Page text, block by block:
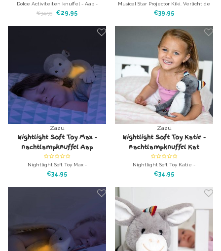
Dolce Activiteiten knuffel - Aap -
Monkey. Knuffeldier met heel veer
€34,99 €29,95
Musical Star Projector Kiki. Verlicht de
kinder- of babykamer met prachtige
€39,95
Zazu
Nightlight Soft Toy Max -
nachtlampknuffel Aap
Nightlight Soft Toy Max -
nachtlampknuffel aap Heerlijk
bed
€34,95
Zazu
Nightlight Soft Toy Katie -
nachtlampknuffel Kat
Nightlight Soft Toy Katie -
nachtlampknuffel kat Heerlijk
bed
€34,95